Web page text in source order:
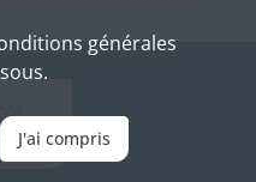
générales
J'ai compris